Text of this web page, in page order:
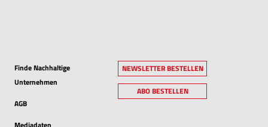
Finde Nachhaltige
Unternehmen
AGB
Mediadaten
NEWSLETTER BESTELLEN
ABO BESTELLEN